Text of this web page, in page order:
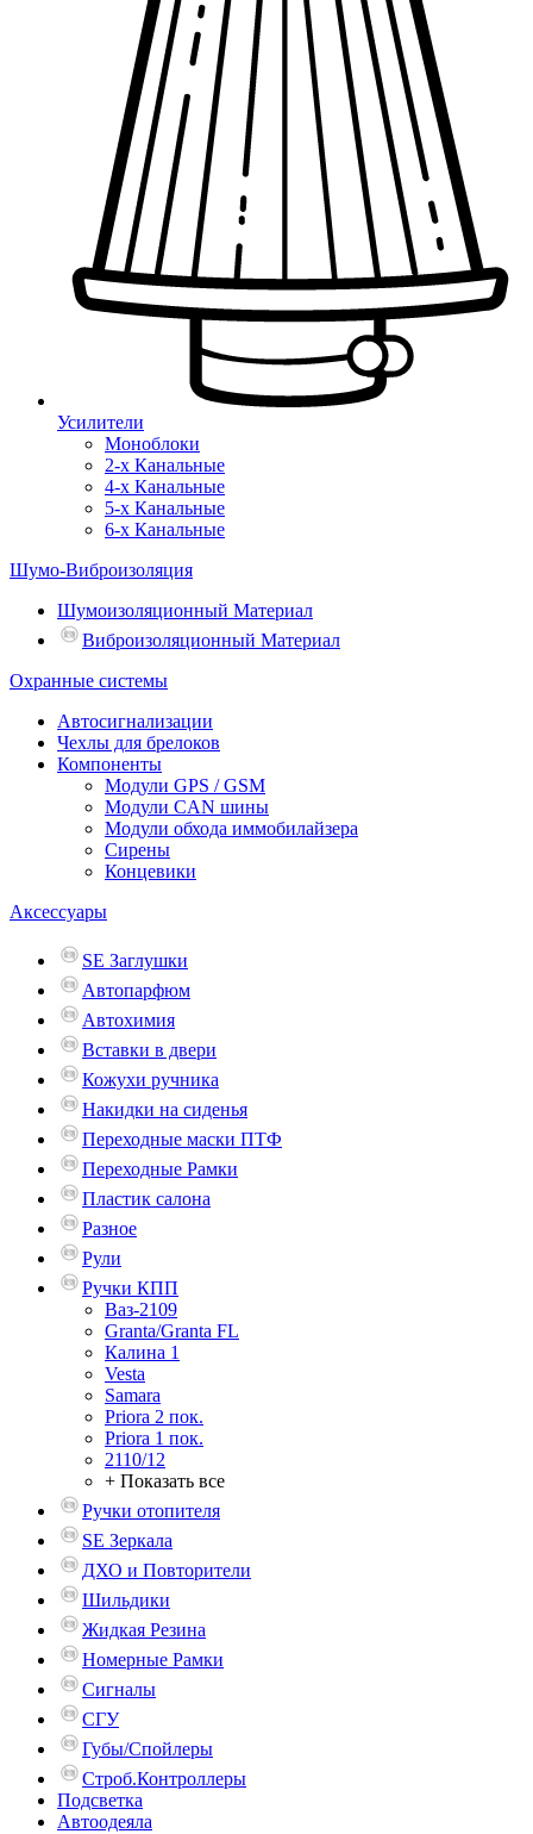
Усилители
Моноблоки
2-х Канальные
4-х Канальные
5-х Канальные
6-х Канальные
Шумо-Виброизоляция
Шумоизоляционный Материал
Виброизоляционный Материал
Охранные системы
Автосигнализации
Чехлы для брелоков
Компоненты
Модули GPS / GSM
Модули CAN шины
Модули обхода иммобилайзера
Сирены
Концевики
Аксессуары
SE Заглушки
Автопарфюм
Автохимия
Вставки в двери
Кожухи ручника
Накидки на сиденья
Переходные маски ПТФ
Переходные Рамки
Пластик салона
Разное
Рули
Ручки КПП
Ваз-2109
Granta/Granta FL
Калина 1
Vesta
Samara
Priora 2 пок.
Priora 1 пок.
2110/12
+ Показать все
Ручки отопителя
SE Зеркала
ДХО и Повторители
Шильдики
Жидкая Резина
Номерные Рамки
Сигналы
СГУ
Губы/Спойлеры
Строб.Контроллеры
Подсветка
Автоодеяла